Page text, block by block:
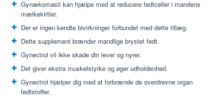
Gynækomasti kan hjælpe med at reducere fedtceller i mandens
mælkekirtler.
Der er ingen kendte bivirkninger forbundet med dette tillæg.
Dette supplement brænder mandlige brystet fedt.
Gynectrol vil ikke skade din lever og nyrer.
Det giver ekstra muskelstyrke og øger udholdenhed.
Gynectrol hjælper dig med at forbrænde de overdrevne organ
fedtstoffer.